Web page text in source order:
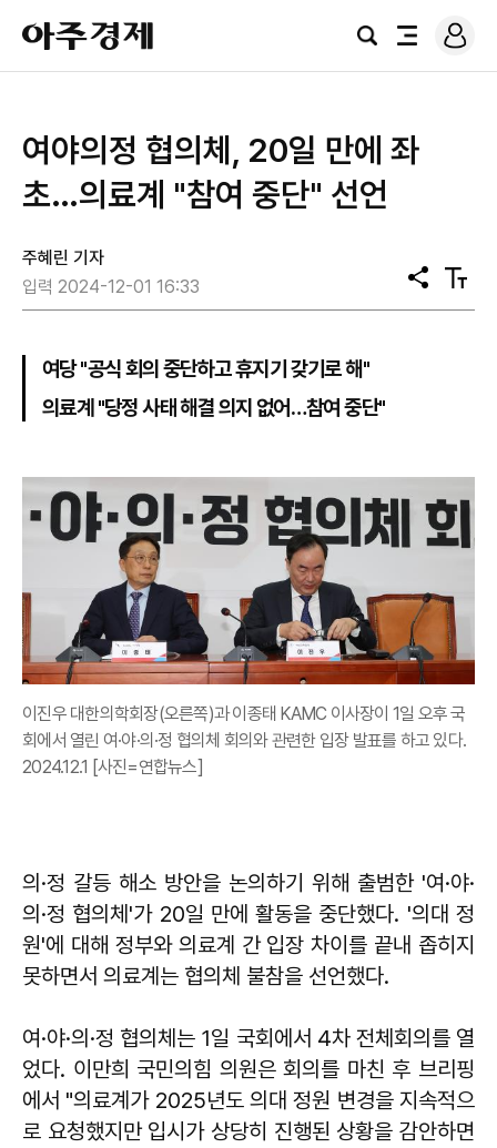
아
주
경
검
전
로
그
여야의정 협의체, 20일 만에 좌
초…의료계 "참여 중단" 선언
주혜린 기자
입력 2024-12-01 16:33
공
유
텍
스
여당 "공식 회의 중단하고 휴지기 갖기로 해"
의료계 "당정 사태 해결 의지 없어…참여 중단"
이진우 대한의학회장(오른쪽)과 이종태 KAMC 이사장이 1일 오후 국
회에서 열린 여·야·의·정 협의체 회의와 관련한 입장 발표를 하고 있다.
2024.12.1 [사진=연합뉴스]
의·정 갈등 해소 방안을 논의하기 위해 출범한 '여·야·
의·정 협의체'가 20일 만에 활동을 중단했다. '의대 정
원'에 대해 정부와 의료계 간 입장 차이를 끝내 좁히지
못하면서 의료계는 협의체 불참을 선언했다.
여·야·의·정 협의체는 1일 국회에서 4차 전체회의를 열
었다. 이만희 국민의힘 의원은 회의를 마친 후 브리핑
에서 "의료계가 2025년도 의대 정원 변경을 지속적으
로 요청했지만 입시가 상당히 진행된 상황을 감안하면